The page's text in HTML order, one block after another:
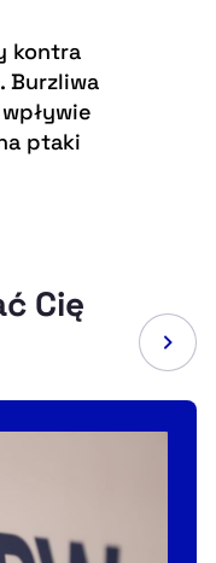
kontra
Burzliwa
ptaki
Cię